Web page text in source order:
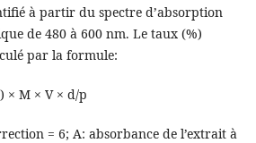
à partir du spectre d’absorption
de 480 à 600 nm. Le taux (%)
par la formule:
× M × V × d/p
= 6; A: absorbance de l’extrait à